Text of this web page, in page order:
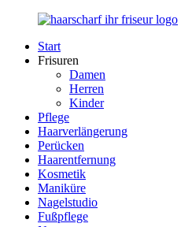
Zurück
Inhalt
Haarscharf
Händen
Start
Frisuren
Damen
Herren
Kinder
Pflege
Haarverlängerung
Perücken
Haarentfernung
Kosmetik
Maniküre
Nagelstudio
Fußpflege